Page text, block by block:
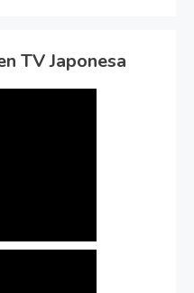
TV Japonesa